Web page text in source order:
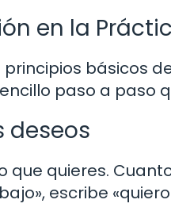
en la
básicos
paso a paso
deseos
que quieres.
escribe